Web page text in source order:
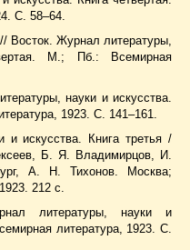
С. 58–64.
Восток. Журнал литературы,
М.; Пб.: Всемирная
науки и искусства.
1923. С. 141–161.
и искусства. Книга третья /
Б. Я. Владимирцов, И.
А. Н. Тихонов. Москва;
212 с.
литературы, науки и
литература, 1923. С.